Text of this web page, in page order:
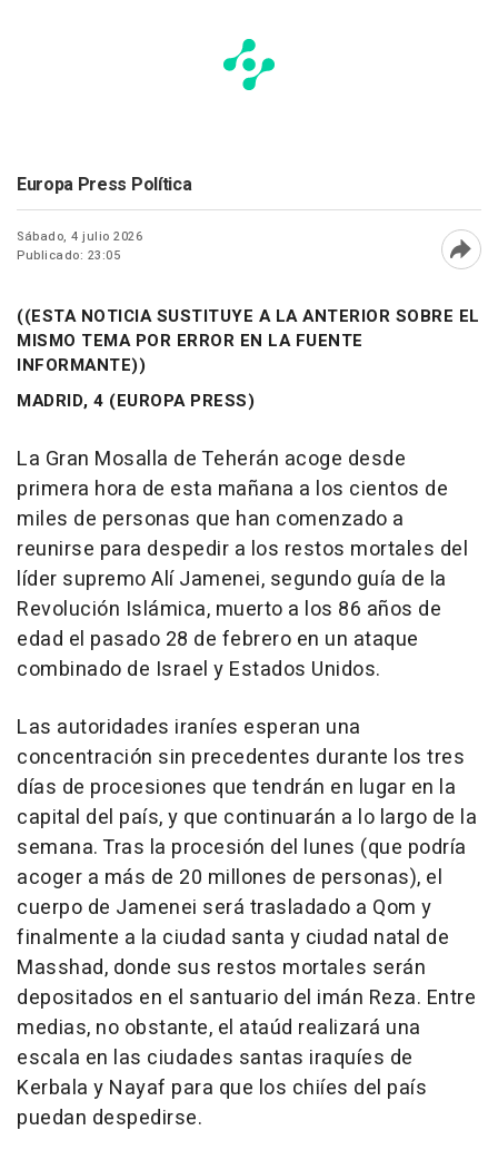
Europa Press Política
Sábado, 4 julio 2026
Publicado: 23:05
((ESTA NOTICIA SUSTITUYE A LA ANTERIOR SOBRE EL
MISMO TEMA POR ERROR EN LA FUENTE
INFORMANTE))
MADRID, 4 (EUROPA PRESS)
La Gran Mosalla de Teherán acoge desde
primera hora de esta mañana a los cientos de
miles de personas que han comenzado a
reunirse para despedir a los restos mortales del
líder supremo Alí Jamenei, segundo guía de la
Revolución Islámica, muerto a los 86 años de
edad el pasado 28 de febrero en un ataque
combinado de Israel y Estados Unidos.
Las autoridades iraníes esperan una
concentración sin precedentes durante los tres
días de procesiones que tendrán en lugar en la
capital del país, y que continuarán a lo largo de la
semana. Tras la procesión del lunes (que podría
acoger a más de 20 millones de personas), el
cuerpo de Jamenei será trasladado a Qom y
finalmente a la ciudad santa y ciudad natal de
Masshad, donde sus restos mortales serán
depositados en el santuario del imán Reza. Entre
medias, no obstante, el ataúd realizará una
escala en las ciudades santas iraquíes de
Kerbala y Nayaf para que los chiíes del país
puedan despedirse.